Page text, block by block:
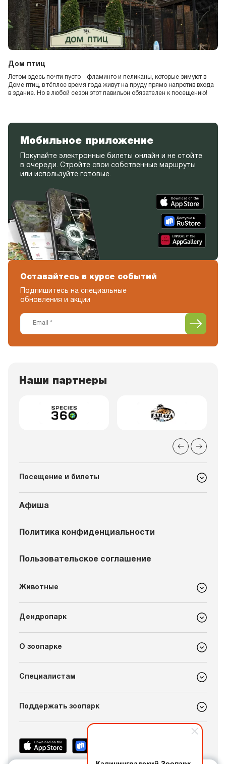
Дом птиц
Летом здесь почти пусто – фламинго и пеликаны, которые зимуют в
Доме птиц, в тёплое время года живут на пруду прямо напротив входа
в здание. Но в любой сезон этот павильон обязателен к посещению!
Мобильное приложение
Покупайте электронные билеты онлайн и не стойте
в очереди. Стройте свои собственные маршруты
или используйте готовые.
Оставайтесь в курсе событий
Подпишитесь на специальные
обновления и акции
Наши партнеры
Посещение и билеты
Афиша
Политика конфиденциальности
Пользовательское соглашение
Животные
Дендропарк
О зоопарке
Специалистам
Поддержать зоопарк